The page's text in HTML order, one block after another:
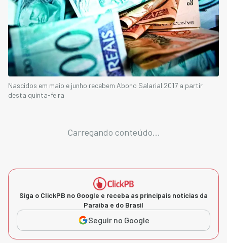
Nascidos em maio e junho recebem Abono Salarial 2017 a partir
desta quinta-feira
Carregando conteúdo...
Siga o ClickPB no Google e receba as principais notícias da
Paraíba e do Brasil
Seguir no Google